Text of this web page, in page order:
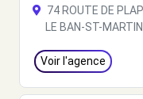
74 ROUTE DE
LE BAN-ST-
Voir l'agence